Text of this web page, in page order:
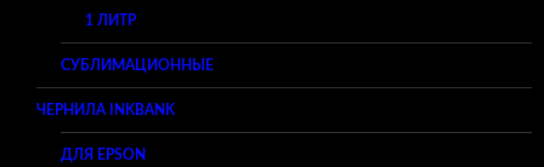
1 ЛИТР
СУБЛИМАЦИОННЫЕ
ЧЕРНИЛА INKBANK
ДЛЯ EPSON